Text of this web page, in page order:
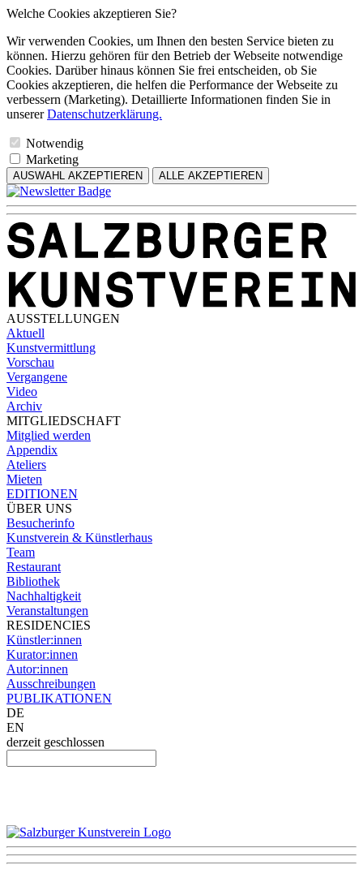
Welche Cookies akzeptieren Sie?
Wir verwenden Cookies, um Ihnen den besten Service bieten zu
können. Hierzu gehören für den Betrieb der Webseite notwendige
Cookies. Darüber hinaus können Sie frei entscheiden, ob Sie
Cookies akzeptieren, die helfen die Performance der Webseite zu
verbessern (Marketing). Detaillierte Informationen finden Sie in
unsererDatenschutzerklärung.
Notwendig
Marketing
AUSWAHL AKZEPTIEREN ALLE AKZEPTIEREN
AUSSTELLUNGEN
Aktuell
Kunstvermittlung
Vorschau
Vergangene
Video
Archiv
MITGLIEDSCHAFT
Mitglied werden
Appendix
Ateliers
Mieten
EDITIONEN
ÜBER UNS
Besucherinfo
Kunstverein & Künstlerhaus
Team
Restaurant
Bibliothek
Nachhaltigkeit
Veranstaltungen
RESIDENCIES
Künstler:innen
Kurator:innen
Autor:innen
Ausschreibungen
PUBLIKATIONEN
DE
EN
derzeit geschlossen